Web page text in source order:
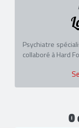
Psychiatre
collaboré à Hard
0